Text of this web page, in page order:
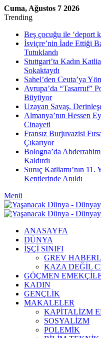
Cuma, Ağustos 7 2026
Trending
Beş çocuğu ile ‘deport
İsviçre’nin İade Ettiği
Tutuklandı
Stuttgart’ta Kadın
Sokaktaydı
Sahel’den Ceuta’ya
Avrupa’da “Tasarruf”
Büyüyor
Uzayan Savaş,
Almanya’nın Hessen
Cinayeti
Fransız Burjuvazisi
Çıkarıyor
Bologna’da
Kaldırdı
Suruç Katliamı’nın 11.
Kentlerinde Anıldı
Menü
ANASAYFA
DÜNYA
İŞÇİ SINIFI
GREV
KAZA DEĞİL
GÖÇMEN
KADIN
GENÇLİK
MAKALELER
KAPİTALİZM
SOSYALİZM
POLEMİK